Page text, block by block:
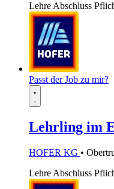
Lehre Abschluss
Passt der Job zu mir?
Lehrling im
HOFER KG •
Lehre Abschluss